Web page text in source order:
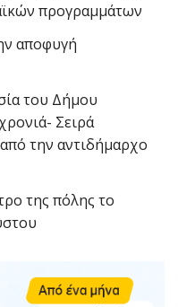
προγραμμάτων
αποφυγή
του Δήμου
Σειρά
την αντιδήμαρχο
της πόλης το